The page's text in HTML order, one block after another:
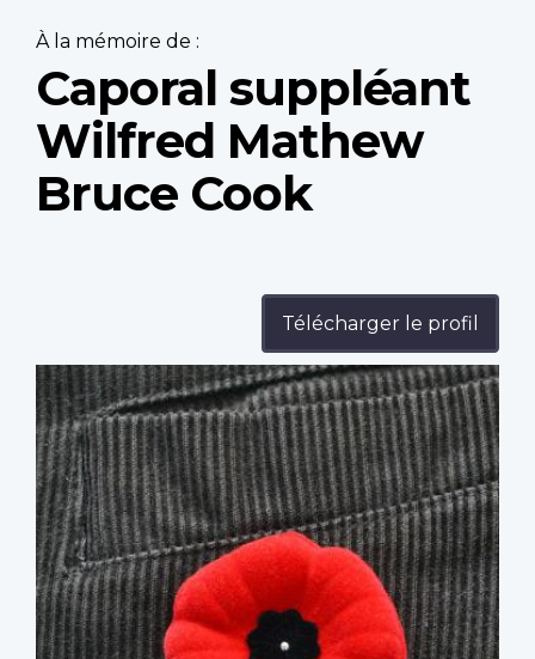
À la mémoire de :
Caporal suppléant
Wilfred Mathew
Bruce Cook
Télécharger le profil
Profile
image